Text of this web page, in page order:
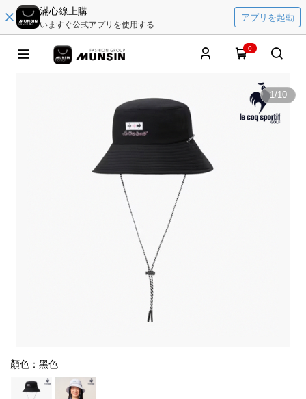
滿心線上購
いますぐ公式アプリを使用する
アプリを起動
0
1/10
顏色：黑色